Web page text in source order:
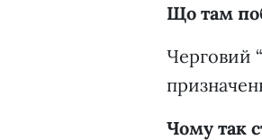
Що там
Черговий
Чому так